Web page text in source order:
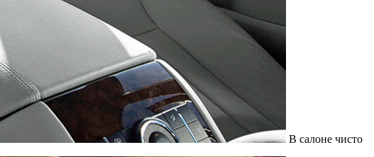
В салоне чисто